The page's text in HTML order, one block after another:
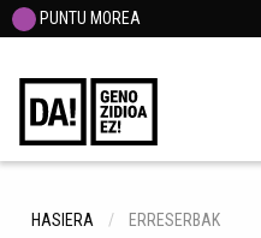
PUNTU MOREA
HASIERA ERRESERBAK